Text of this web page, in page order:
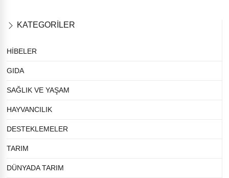
KATEGORİLER
HİBELER
GIDA
SAĞLIK VE YAŞAM
HAYVANCILIK
DESTEKLEMELER
TARIM
DÜNYADA TARIM